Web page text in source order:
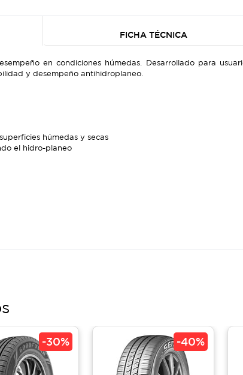
FICHA TÉCNICA
en condiciones húmedas. Desarrollado para
y desempeño antihidroplaneo.
húmedas y secas
el hidro-planeo
-30% -40%